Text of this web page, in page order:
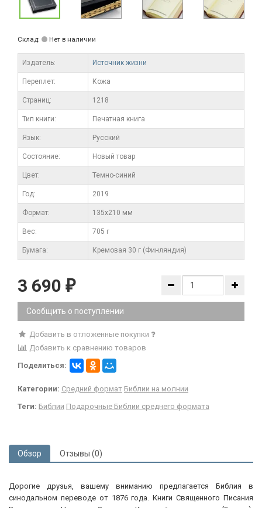
Склад: Нет в наличии
Издатель: Источник жизни
Переплет: Кожа
Cтраниц: 1218
Тип книги: Печатная книга
Язык: Русский
Состояние: Новый товар
Цвет: Темно-синий
Год: 2019
Формат: 135х210 мм
Вес: 705 г
Бумага: Кремовая 30 г (Финляндия)
3 690 ₽
Сообщить о поступлении
Добавить в отложенные покупки
Добавить к сравнению товаров
Поделиться:
Категории: Средний формат Библии на молнии
Теги: Библии Подарочные Библии среднего формата
Обзор Отзывы (0)
Дорогие друзья, вашему вниманию предлагается Библия в
синодальном переводе от 1876 года. Книги Священного Писания